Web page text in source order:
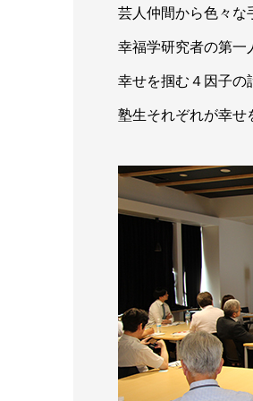
芸人仲間から色々な
幸福学研究者の第一
幸せを掴む４因子の
塾生それぞれが幸せ